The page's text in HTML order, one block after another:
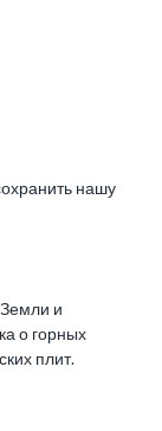
нашу
и
о горных
плит.